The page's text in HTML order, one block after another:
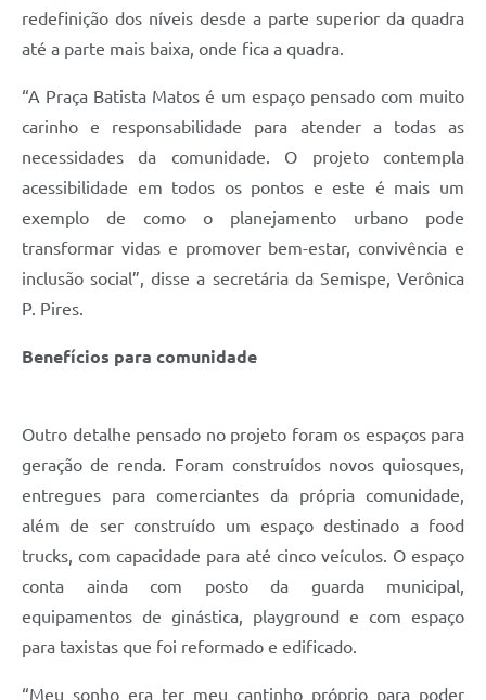
redefinição dos níveis desde a parte superior da quadra
até a parte mais baixa, onde fica a quadra.
“A Praça Batista Matos é um espaço pensado com muito
carinho e responsabilidade para atender a todas as
necessidades da comunidade. O projeto contempla
acessibilidade em todos os pontos e este é mais um
exemplo de como o planejamento urbano pode
transformar vidas e promover bem-estar, convivência e
inclusão social”, disse a secretária da Semispe, Verônica
P. Pires.
Benefícios para comunidade
Outro detalhe pensado no projeto foram os espaços para
geração de renda. Foram construídos novos quiosques,
entregues para comerciantes da própria comunidade,
além de ser construído um espaço destinado a food
trucks, com capacidade para até cinco veículos. O espaço
conta ainda com posto da guarda municipal,
equipamentos de ginástica, playground e com espaço
para taxistas que foi reformado e edificado.
“Meu sonho era ter meu cantinho próprio para poder